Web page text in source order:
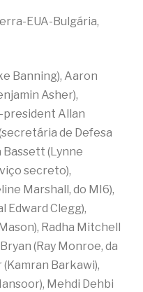
EUA-Bulgária,
Banning), Aaron
Asher),
president Allan
de Defesa
Bassett (Lynne
secreto),
Marshall, do MI6),
Edward Clegg),
Radha Mitchell
(Ray Monroe, da
(Kamran Barkawi),
Mehdi Dehbi